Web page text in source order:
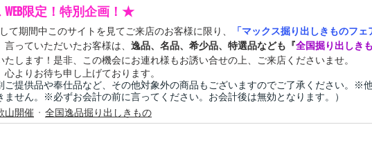
限定！特別企画！★
して期間中このサイトを見てご来店のお客様に限り、
「マックス掘り出しきものフェ
言っていただいたお客様は、 逸品、名品、希少品、特選品なども『全国掘り出しき
たします！是非、この機会にお連れ様もお誘い合せの上、ご来店くださいませ。
心よりお待ち申し上げております。
ご提供品や奉仕品など、その他対象外の商品もございますのでご了承ください。※
ません。※必ずお会計の前に言ってください。お会計後は無効となります。）
山開催 全国逸品掘り出しきもの